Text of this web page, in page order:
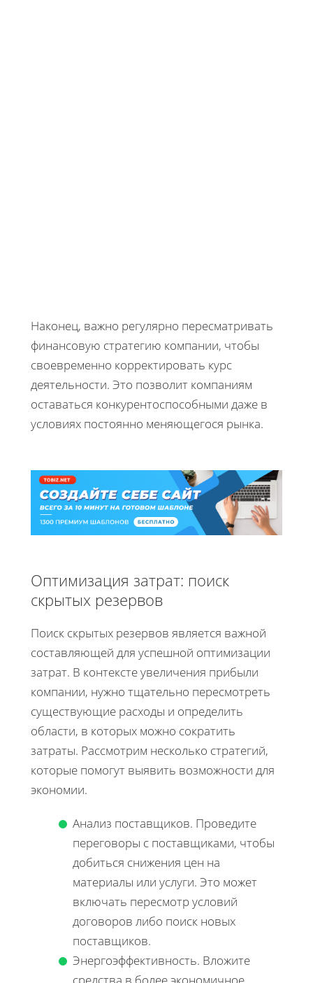
Наконец, важно регулярно пересматривать
финансовую стратегию компании, чтобы
своевременно корректировать курс
деятельности. Это позволит компаниям
оставаться конкурентоспособными даже в
условиях постоянно меняющегося рынка.
Оптимизация затрат: поиск
скрытых резервов
Поиск скрытых резервов является важной
составляющей для успешной оптимизации
затрат. В контексте увеличения прибыли
компании, нужно тщательно пересмотреть
существующие расходы и определить
области, в которых можно сократить
затраты. Рассмотрим несколько стратегий,
которые помогут выявить возможности для
экономии.
Анализ поставщиков. Проведите
переговоры с поставщиками, чтобы
добиться снижения цен на
материалы или услуги. Это может
включать пересмотр условий
договоров либо поиск новых
поставщиков.
Энергоэффективность. Вложите
средства в более экономичное